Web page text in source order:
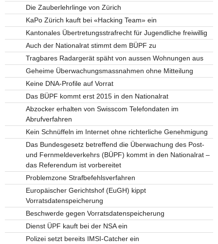
Die Zauberlehrlinge von Zürich
KaPo Zürich kauft bei «Hacking Team» ein
Kantonales Übertretungsstrafrecht für Jugendliche freiwillig
Auch der Nationalrat stimmt dem BÜPF zu
Tragbares Radargerät späht von aussen Wohnungen aus
Geheime Überwachungsmassnahmen ohne Mitteilung
Keine DNA-Profile auf Vorrat
Das BÜPF kommt erst 2015 in den Nationalrat
Abzocker erhalten von Swisscom Telefondaten im
Abrufverfahren
Kein Schnüffeln im Internet ohne richterliche Genehmigung
Das Bundesgesetz betreffend die Überwachung des Post-
und Fernmeldeverkehrs (BÜPF) kommt in den Nationalrat –
das Referendum ist vorbereitet
Problemzone Strafbefehlsverfahren
Europäischer Gerichtshof (EuGH) kippt
Vorratsdatenspeicherung
Beschwerde gegen Vorratsdatenspeicherung
Dienst ÜPF kauft bei der NSA ein
Polizei setzt bereits IMSI-Catcher ein